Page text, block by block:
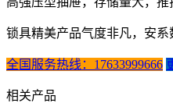
锁具精美产品气度非凡，安
全国服务热线：17633999666
相关产品